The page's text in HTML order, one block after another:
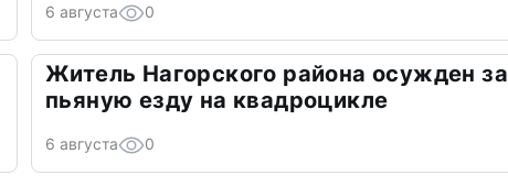
6 августа 0
Житель Нагорского района осужден за
пьяную езду на квадроцикле
6 августа 0